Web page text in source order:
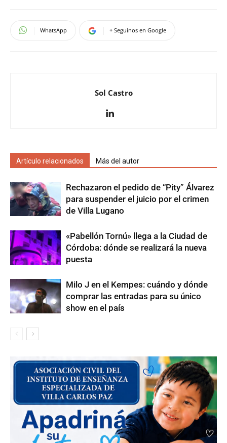
WhatsApp + Seguinos en Google
Sol Castro
Artículo relacionados Más del autor
Rechazaron el pedido de “Pity” Álvarez
para suspender el juicio por el crimen
de Villa Lugano
«Pabellón Tornú» llega a la Ciudad de
Córdoba: dónde se realizará la nueva
puesta
Milo J en el Kempes: cuándo y dónde
comprar las entradas para su único
show en el país